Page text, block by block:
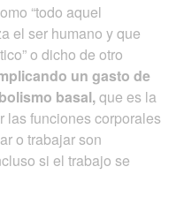
“todo aquel
el ser humano y que
o dicho de otro
un gasto de
basal,que es la
las funciones corporales
o trabajar son
si el trabajo se